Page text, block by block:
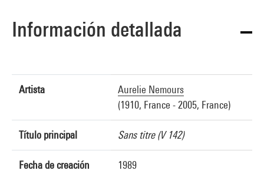
Información detallada
Artista
Aurelie Nemours
(1910, France - 2005, France)
Título principal Sans titre (V 142)
Fecha de creación 1989